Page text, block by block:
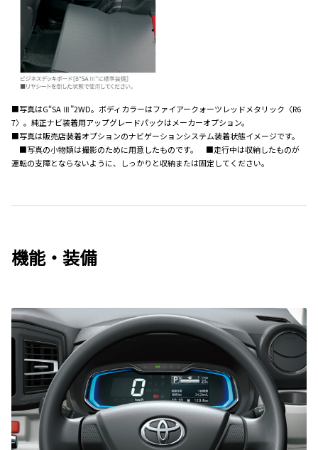
■写真はG“SA Ⅲ”2WD。ボディカラーはファイアークォーツレッドメタリック〈R6
7〉。純正ナビ装着用アップグレードパックはメーカーオプション。
■写真は販売店装着オプションのナビゲーションシステム装着状態イメージです。
■写真の小物類は撮影のために用意したものです。 ■走行中は収納したものが
運転の支障とならないように、しっかりと収納または固定してください。
機能・装備